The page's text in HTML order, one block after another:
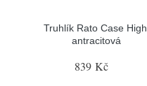
Truhlík Rato Case High,
antracitová
839 Kč